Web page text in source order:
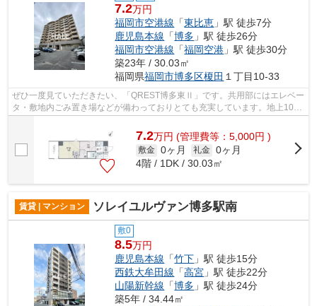
7.2万円
福岡市空港線 「東比恵 」駅 徒歩7分
鹿児島本線 「博多 」駅 徒歩26分
福岡市空港線 「福岡空港 」駅 徒歩30分
築23年 / 30.03㎡
福岡県福岡市博多区榎田 １丁目10-33
ぜひ一度見ていただきたい、「QREST博多東Ⅱ」です。共用部にはエレベー
タ・敷地内ごみ置き場などが備わっておりとても充実しています。地上10階
建てのマンションは、弊社イチオシの物...
7.2万円 (管理費等：5,000円 )
敷金 0ヶ月 礼金 0ヶ月
4階 / 1DK / 30.03㎡
賃貸 | マンション ソレイユルヴァン博多駅南
敷0
8.5万円
鹿児島本線 「竹下 」駅 徒歩15分
西鉄大牟田線 「高宮 」駅 徒歩22分
山陽新幹線 「博多 」駅 徒歩24分
築5年 / 34.44㎡